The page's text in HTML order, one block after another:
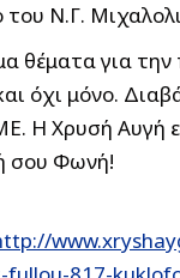
του Ν.Γ.
θέματα για την
όχι μόνο.
Η Χρυσή Αυγή
σου Φωνή!